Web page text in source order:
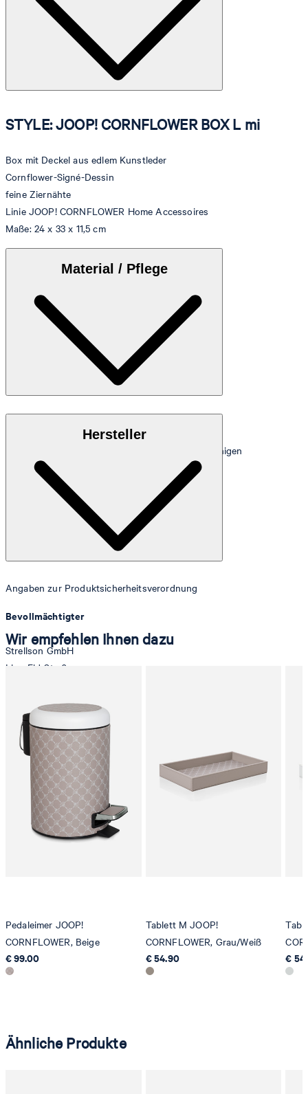
STYLE: JOOP! CORNFLOWER BOX L mi
Box mit Deckel aus edlem Kunstleder
Cornflower-Signé-Dessin
feine Ziernähte
Linie JOOP! CORNFLOWER Home Accessoires
Maße: 24 x 33 x 11,5 cm
Material / Pflege
Hinweis: Regelmäßig mit einem feuchten Tuch reinigen
Hersteller
Angaben zur Produktsicherheitsverordnung
Bevollmächtigter
Strellson GmbH
Line-Eid-Str. 6
Deutschland
contact@strellson.com
Produzent
Strellson AG
Sonnenwiesenstrasse 21
8280 Kreuzlingen
Schweiz
Wir empfehlen Ihnen dazu
Pedaleimer JOOP!
CORNFLOWER, Beige
€ 99.00
Tablett M JOOP!
CORNFLOWER, Grau/Weiß
€ 54.90
€
Ähnliche Produkte